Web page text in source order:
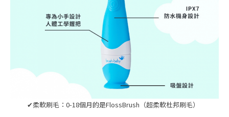
✔柔軟刷毛：0-18個月的是FlossBrush（超柔軟杜邦刷毛）